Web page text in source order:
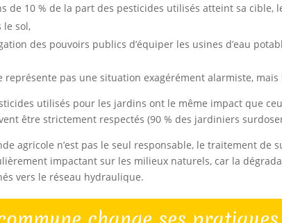
de 10 % de la part des pesticides utilisés atteint sa
le sol,
des pouvoirs publics d’équiper les usines d’eau
représente pas une situation exagérément alarmiste,
utilisés pour les jardins ont le même impact que
être strictement respectés (90 % des jardiniers
agricole n’est pas le seul responsable, le traitement
impactant sur les milieux naturels, car la
vers le réseau hydraulique.